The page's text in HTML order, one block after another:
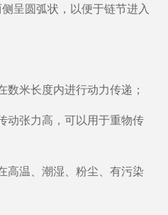
呈圆弧状，以便于链节进入
数米长度内进行动力传递 ；
动张力高，可以用于重物传
高温、潮湿、粉尘、有污染